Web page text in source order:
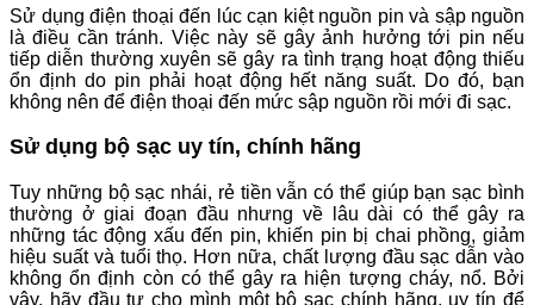
Sử dụng điện thoại đến lúc cạn kiệt nguồn pin và sập nguồn
là điều cần tránh. Việc này sẽ gây ảnh hưởng tới pin nếu
tiếp diễn thường xuyên sẽ gây ra tình trạng hoạt động thiếu
ổn định do pin phải hoạt động hết năng suất. Do đó, bạn
không nên để điện thoại đến mức sập nguồn rồi mới đi sạc.
Sử dụng bộ sạc uy tín, chính hãng
Tuy những bộ sạc nhái, rẻ tiền vẫn có thể giúp bạn sạc bình
thường ở giai đoạn đầu nhưng về lâu dài có thể gây ra
những tác động xấu đến pin, khiến pin bị chai phồng, giảm
hiệu suất và tuổi thọ. Hơn nữa, chất lượng đầu sạc dẫn vào
không ổn định còn có thể gây ra hiện tượng cháy, nổ. Bởi
vậy, hãy đầu tư cho mình một bộ sạc chính hãng, uy tín để